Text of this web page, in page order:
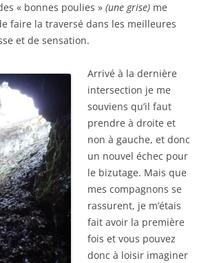
« bonnes poulies » (une grise) me
faire la traversé dans les meilleures
et de sensation.
Arrivé à la dernière
intersection je me
souviens qu’il faut
prendre à droite et
non à gauche, et donc
un nouvel échec pour
le bizutage. Mais que
mes compagnons se
rassurent, je m’étais
fait avoir la première
fois et vous pouvez
donc à loisir imaginer